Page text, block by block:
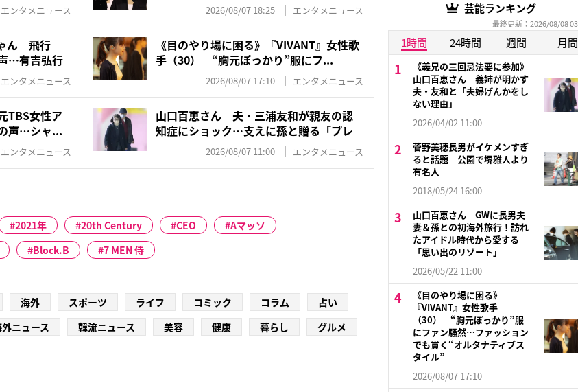
エンタメニュース 2026/08/07 18:25 エンタメニュース
ん 飛行
…有吉弘行
エンタメニュース
《目のやり場に困る》『VIVANT』女性歌
手（30） “胸元ぽっかり”服にフ...
2026/08/07 17:10 エンタメニュース
TBS女性ア
声…シャ...
エンタメニュース
山口百恵さん 夫・三浦友和が親友の認
知症にショック…支えに孫と贈る「プレ
2026/08/07 11:00 エンタメニュース
2021年 20th Century CEO
Aマッソ
Block.B 7 MEN 侍
海外 スポーツ ライフ コミック コラム
占い
ニュース 韓流ニュース 美容 健康 暮らし グルメ
芸能ランキング
最終更新：2026/08/08
1時間 24時間 週間 月間
《義兄の三回忌法要に参加》
山口百恵さん 義姉が明かす
夫・友和と「夫婦げんかをし
ない理由」
2026/04/02 11:00
菅野美穂長男がイケメンすぎ
ると話題 公園で堺雅人より
有名人
2018/05/24 16:00
山口百恵さん GWに長男夫
妻＆孫との初海外旅行！訪れ
たアイドル時代から愛する
「思い出のリゾート」
2026/05/22 11:00
《目のやり場に困る》
『VIVANT』女性歌手
（30） “胸元ぽっかり”服
にファン騒然…ファッション
でも貫く“オルタナティブス
タイル”
2026/08/07 17:10